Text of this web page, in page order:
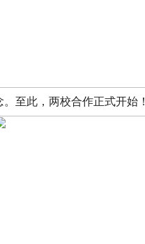
至此，两校合作正式开始！